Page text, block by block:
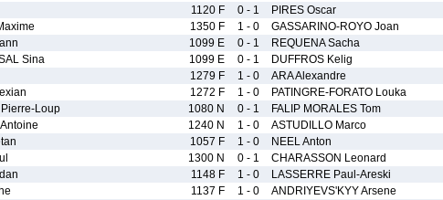
1120 F 0 - 1 PIRES Oscar
1350 F 1 - 0 GASSARINO-ROYO Joan
1099 E 0 - 1 REQUENA Sacha
Sina 1099 E 0 - 1 DUFFROS Kelig
1279 F 1 - 0 ARA Alexandre
1272 F 1 - 0 PATINGRE-FORATO Louka
Loup 1080 N 0 - 1 FALIP MORALES Tom
1240 N 1 - 0 ASTUDILLO Marco
1057 F 1 - 0 NEEL Anton
1300 N 0 - 1 CHARASSON Leonard
1148 F 1 - 0 LASSERRE Paul-Areski
1137 F 1 - 0 ANDRIYEVS'KYY Arsene